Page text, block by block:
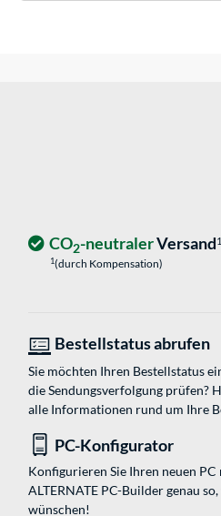
CO2-neutralerVersand1
1(durch Kompensation)
Bestellstatus abrufen
Sie möchten Ihren Bestellstatus
die Sendungsverfolgung prüfen?
alle Informationen rund um Ihre
PC-Konfigurator
Konfigurieren Sie Ihren neuen
ALTERNATE PC-Builder genau so,
wünschen!